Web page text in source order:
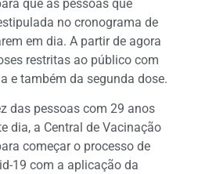
que as pessoas que
no cronograma de
em dia. A partir de agora
restritas ao público com
e também da segunda dose.
das pessoas com 29 anos
dia, a Central de Vacinação
começar o processo de
19 com a aplicação da